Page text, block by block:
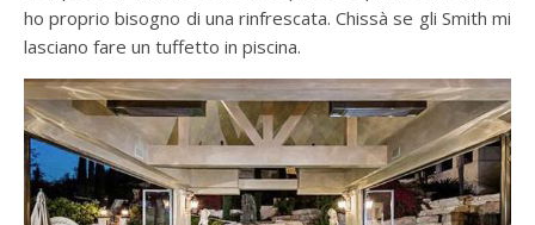
ho proprio bisogno di una rinfrescata. Chissà se gli Smith mi
lasciano fare un tuffetto in piscina.